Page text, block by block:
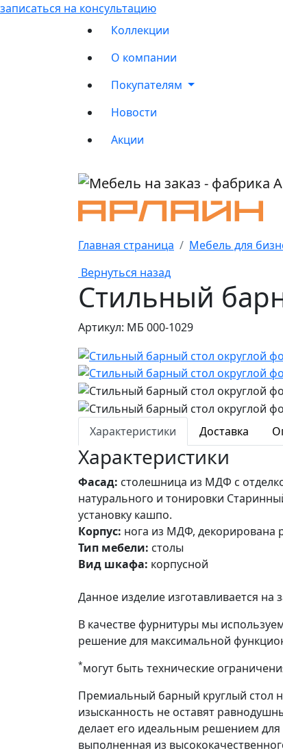
записаться на консультацию
Коллекции
О компании
Покупателям
Новости
Акции
Главная страница Мебель для
Вернуться назад
Стильный
Артикул: МБ 000-1029
Характеристики Доставка
Характеристики
Фасад: столешница из МДФ с
натурального и тонировки
установку кашпо.
Корпус: нога из МДФ, декорирована
Тип мебели: столы
Вид шкафа: корпусной
Данное изделие изготавливается
В качестве фурнитуры мы
решение для максимальной
*могут быть технические
Премиальный барный круглый стол
изысканность не оставят
делает его идеальным решением
выполненная из